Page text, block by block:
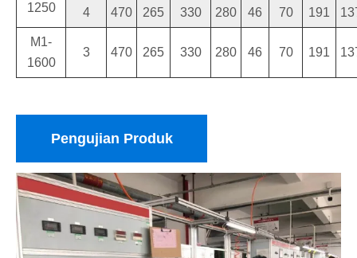
1250
4 470 265 330 280 46 70 191
M1-
1600
3 470 265 330 280 46 70 191
Pengujian Produk